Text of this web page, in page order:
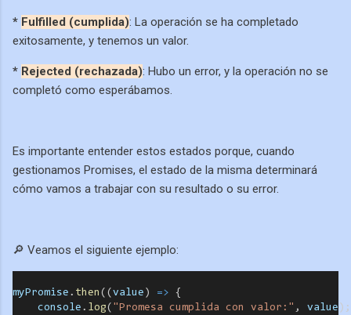
* Fulfilled (cumplida): La operación se ha completado
exitosamente, y tenemos un valor.
* Rejected (rechazada): Hubo un error, y la operación no se
completó como esperábamos.
Es importante entender estos estados porque, cuando
gestionamos Promises, el estado de la misma determinará
cómo vamos a trabajar con su resultado o su error.
🔎 Veamos el siguiente ejemplo:
myPromise . then (( value ) => {
console . log( "Promesa cumplida con valor:" , value );